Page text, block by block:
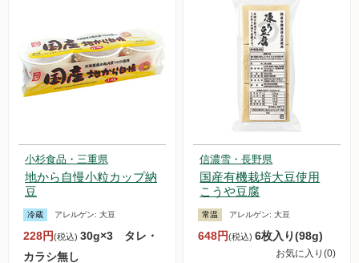
小杉食品・三重県
地から自慢小粒カップ納
豆
冷蔵 アレルゲン: 大豆
228円(税込) 30g×3 タレ・
カラシ無し
信濃雪・長野県
国産有機栽培大豆使用
こうや豆腐
常温 アレルゲン:大豆
648円(税込)6枚入り(98g)
お気に入り(0)